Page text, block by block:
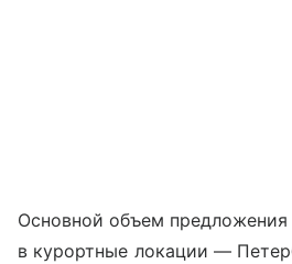
Основной объем
в курортные локации —